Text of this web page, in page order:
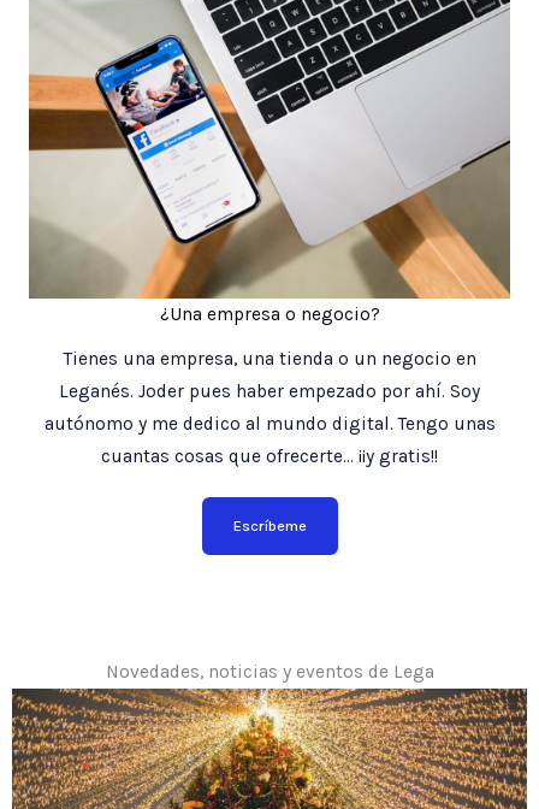
¿Una empresa o negocio?
Tienes una empresa, una tienda o un negocio en
Leganés. Joder pues haber empezado por ahí. Soy
autónomo y me dedico al mundo digital. Tengo unas
cuantas cosas que ofrecerte… ¡¡y gratis!!
Escríbeme
Novedades, noticias y eventos de Lega